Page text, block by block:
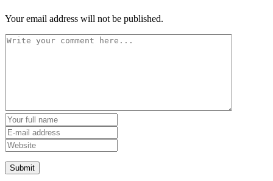
Your email address will not be published.